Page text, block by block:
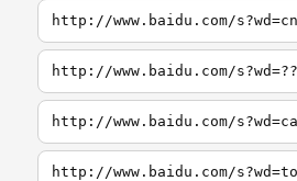
http://www.baidu.com/
http://www.baidu.com/
http://www.baidu.com/
http://www.baidu.com/